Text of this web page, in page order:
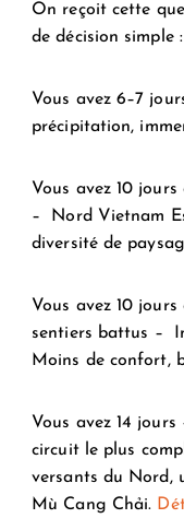
On reçoit cette
de décision simple :
Vous avez 6–7
précipitation,
Vous avez 10
–
Nord Vietnam
diversité de
Vous avez 10
sentiers battus –
Moins de confort,
Vous avez 14 jours
circuit le plus
versants du Nord,
Mù Cang Chải.